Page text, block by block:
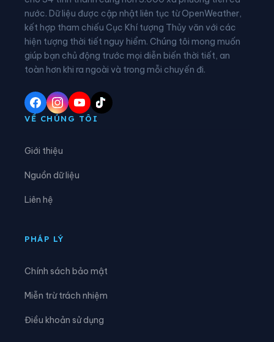
Xã An Thạnh Thủy Xã Ba Sao
Xã Bình Hàng Trung Xã Bình Ninh
Xã Bình Phú Xã Bình Thành
Xã Bình Trưng
Xã Châu Thành
Xã Hưng Thạnh
nước. Dữ liệu được cập nhật liên tục từ OpenWeather,
kết hợp tham chiếu Cục Khí tượng Thủy văn với các
hiện tượng thời tiết nguy hiểm. Chúng tôi mong muốn
giúp bạn chủ động trước mọi diễn biến thời tiết, an
toàn hơn khi ra ngoài và trong mỗi chuyến đi.
VỀ CHÚNG TÔI
Giới thiệu
Nguồn dữ liệu
Liên hệ
PHÁP LÝ
Chính sách bảo mật
Miễn trừ trách nhiệm
Điều khoản sử dụng